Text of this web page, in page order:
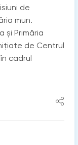
de
mun.
și Primăria
de Centrul
cadrul